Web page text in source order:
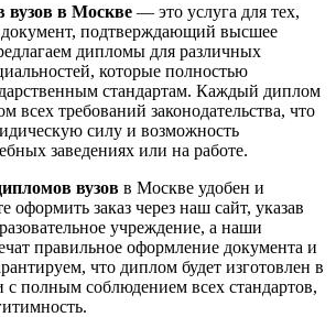
вузов в Москве — это услуга для тех,
документ, подтверждающий высшее
дипломы для различных
которые полностью
стандартам. Каждый диплом
всех требований законодательства, что
силу и возможность
заведениях или на работе.
вузов в Москве удобен и
заказ через наш сайт, указав
учреждение, а наши
правильное оформление документа и
что диплом будет изготовлен в
с полным соблюдением всех стандартов,